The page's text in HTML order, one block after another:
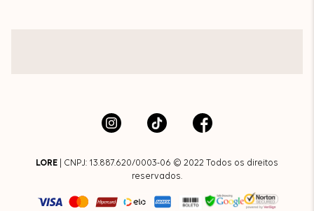
LORE | CNPJ: 13.887.620/0003-06 © 2022 Todos os direitos
reservados.